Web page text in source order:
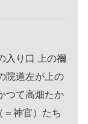
入り口 上の禰
道左が上の
つて高畑たか
＝神官）たち